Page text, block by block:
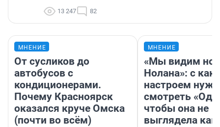
13 247 82
МНЕНИЕ
От сусликов до
автобусов с
кондиционерами.
Почему Красноярск
оказался круче Омска
(почти во всём)
МНЕНИЕ
«Мы видим
Нолана»: с
настроем
смотреть
чтобы она не
выглядела как